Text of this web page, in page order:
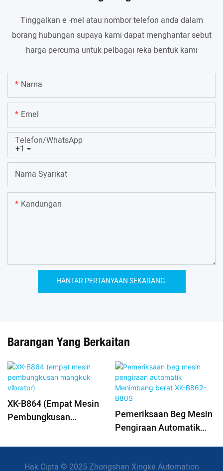
Tinggalkan e -mel atau nombor telefon anda dalam
borang hubungan supaya kami dapat menghantar sebut
harga percuma untuk pelbagai reka bentuk kami
Nama
Emel
+1
Telefon/WhatsApp
Nama Syarikat
Kandungan
HANTAR PERTANYAAN SEKARANG.
Barangan Yang Berkaitan
XK-B864 (empat Mesin
Pembungkusan
Pemeriksaan Beg Mesin
Pengiraan Automatik
Hak Cipta © 2025 Zhongshan Xingke Automation